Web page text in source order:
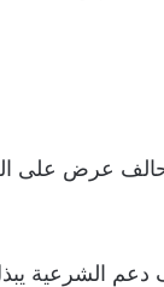
عرض على
دعم الشرعية